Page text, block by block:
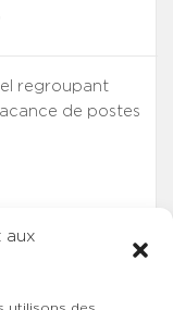
aux
regroupant
de postes